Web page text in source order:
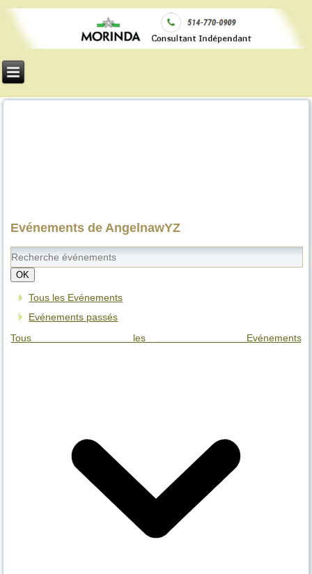
Evénements de AngelnawYZ
OK
Tous les Evénements
Evénements passés
Tous les Evénements